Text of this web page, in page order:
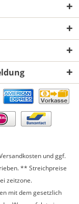
und ggf.
** Streichpreise
zeitzone.
mit dem gesetzlich